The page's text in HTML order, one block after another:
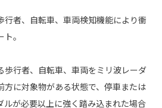
行者、自転車、車両検知機能により衝
。
歩行者、自転車、車両をミリ波レーダ
方に対象物がある状態で、停車または
ルが必要以上に強く踏み込まれた場合